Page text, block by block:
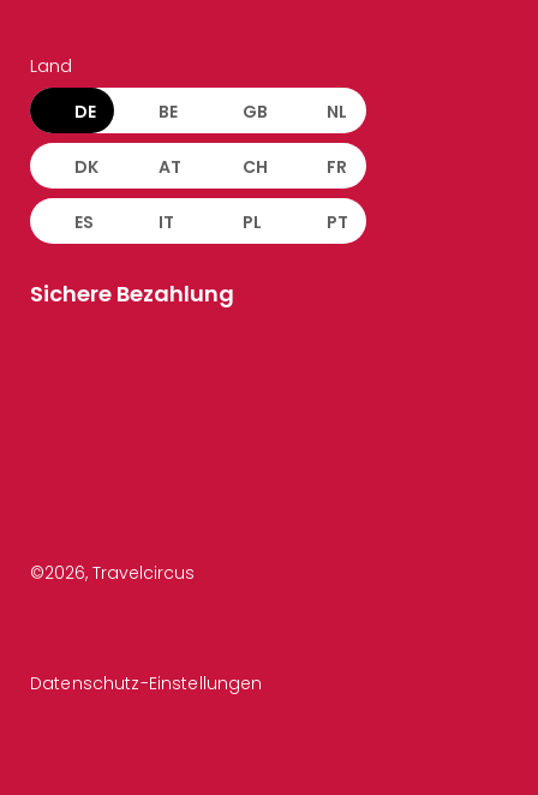
Land
DE BE GB NL
DK AT CH FR
ES IT PL PT
Sichere Bezahlung
©2026, Travelcircus
Datenschutz-Einstellungen